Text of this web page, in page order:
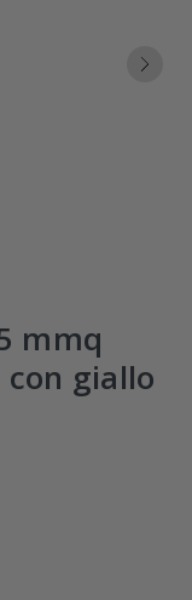
mmq
con giallo